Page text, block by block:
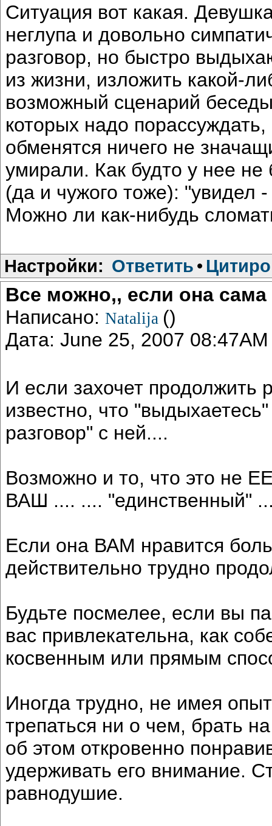
Ситуация вот какая.
неглупа и довольно
разговор, но быстро
из жизни, изложить какой-
возможный сценарий
которых надо
обменятся ничего не
умирали. Как будто у нее
(да и чужого тоже): "увидел -
Можно ли как-нибудь
Настройки: Ответить •
Все можно,, если она сама
Написано: Natalija ()
Дата: June 25, 2007 08:47AM
И если захочет продолжить
известно, что
разговор" с ней....
Возможно и то, что это не
ВАШ .... .... "единственный"
Если она ВАМ нравится
действительно трудно
Будьте посмелее, если вы
вас привлекательна, как
косвенным или прямым
Иногда трудно, не имея
трепаться ни о чем, брать
об этом откровенно
удерживать его внимание.
равнодушие.